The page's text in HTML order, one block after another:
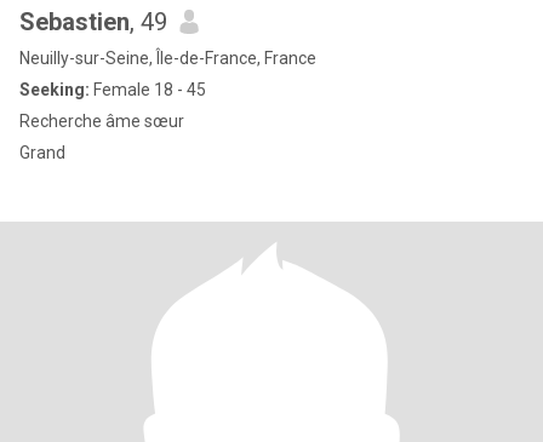
Sebastien, 49
Neuilly-sur-Seine, Île-de-France, France
Seeking: Female 18 - 45
Recherche âme sœur
Grand